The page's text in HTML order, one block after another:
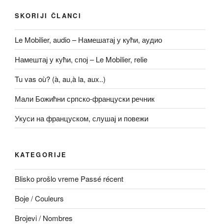
o
k
SKORIJI ČLANCI
Le Mobilier, audio – Намешатај у кући, аудио
Намештај у кући, спој – Le Mobilier, relie
Tu vas où? (à, au,à la, aux..)
Мали Божићни српско-француски речник
Укуси на француском, слушај и повежи
KATEGORIJE
Blisko prošlo vreme Passé récent
Boje / Couleurs
Brojevi / Nombres